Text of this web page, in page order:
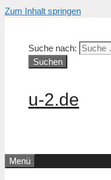
Zum Inhalt springen
Suche nach:
u-2.de
Menü